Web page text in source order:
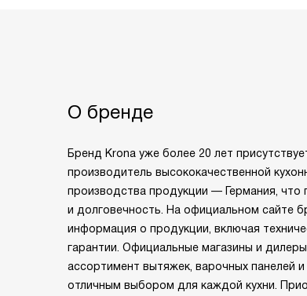
О бренде
Бренд Krona уже более 20 лет
производитель высококачественной
производства продукции — Германия, что
и долговечность. На официальном сайте
информация о продукции, включая
гарантии. Официальные магазины и
ассортимент вытяжек, варочных панелей
отличным выбором для каждой кухни.